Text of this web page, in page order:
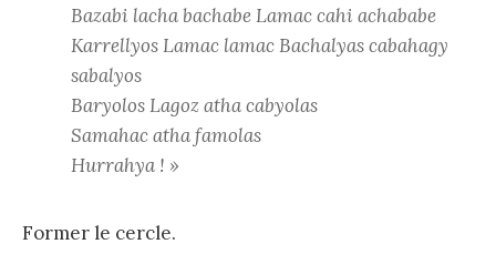
Bazabi lacha bachabe Lamac cahi achababe
Karrellyos Lamac lamac Bachalyas cabahagy
sabalyos
Baryolos Lagoz atha cabyolas
Samahac atha famolas
Hurrahya ! »
Former le cercle.